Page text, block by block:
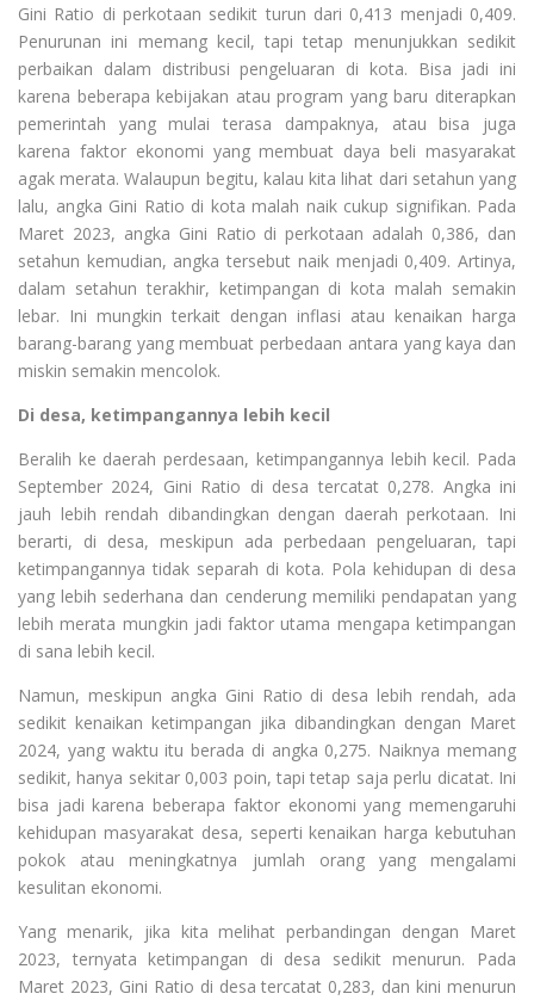
Gini Ratio di perkotaan sedikit turun dari 0,413 menjadi 0,409.
Penurunan ini memang kecil, tapi tetap menunjukkan sedikit
perbaikan dalam distribusi pengeluaran di kota. Bisa jadi ini
karena beberapa kebijakan atau program yang baru diterapkan
pemerintah yang mulai terasa dampaknya, atau bisa juga
karena faktor ekonomi yang membuat daya beli masyarakat
agak merata. Walaupun begitu, kalau kita lihat dari setahun yang
lalu, angka Gini Ratio di kota malah naik cukup signifikan. Pada
Maret 2023, angka Gini Ratio di perkotaan adalah 0,386, dan
setahun kemudian, angka tersebut naik menjadi 0,409. Artinya,
dalam setahun terakhir, ketimpangan di kota malah semakin
lebar. Ini mungkin terkait dengan inflasi atau kenaikan harga
barang-barang yang membuat perbedaan antara yang kaya dan
miskin semakin mencolok.
Di desa, ketimpangannya lebih kecil
Beralih ke daerah perdesaan, ketimpangannya lebih kecil. Pada
September 2024, Gini Ratio di desa tercatat 0,278. Angka ini
jauh lebih rendah dibandingkan dengan daerah perkotaan. Ini
berarti, di desa, meskipun ada perbedaan pengeluaran, tapi
ketimpangannya tidak separah di kota. Pola kehidupan di desa
yang lebih sederhana dan cenderung memiliki pendapatan yang
lebih merata mungkin jadi faktor utama mengapa ketimpangan
di sana lebih kecil.
Namun, meskipun angka Gini Ratio di desa lebih rendah, ada
sedikit kenaikan ketimpangan jika dibandingkan dengan Maret
2024, yang waktu itu berada di angka 0,275. Naiknya memang
sedikit, hanya sekitar 0,003 poin, tapi tetap saja perlu dicatat. Ini
bisa jadi karena beberapa faktor ekonomi yang memengaruhi
kehidupan masyarakat desa, seperti kenaikan harga kebutuhan
pokok atau meningkatnya jumlah orang yang mengalami
kesulitan ekonomi.
Yang menarik, jika kita melihat perbandingan dengan Maret
2023, ternyata ketimpangan di desa sedikit menurun. Pada
Maret 2023, Gini Ratio di desa tercatat 0,283, dan kini menurun